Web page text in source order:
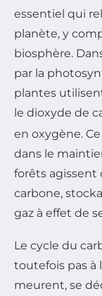
essentiel qui
planète, y
biosphère.
par la
plantes
le dioxyde de
en oxygène.
dans le
forêts agissent
carbone,
gaz à effet de
Le cycle du
toutefois pas à
meurent, se